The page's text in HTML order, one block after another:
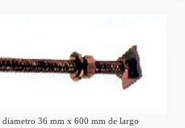
36 mm x 600 mm de largo